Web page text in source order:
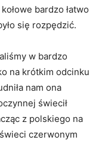
bardzo łatwo
się rozpędzić.
w bardzo
na krótkim odcinku
nam ona
świecił
z polskiego na
czerwonym